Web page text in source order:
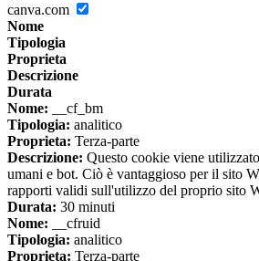
canva.com
Nome
Tipologia
Proprieta
Descrizione
Durata
Nome: __cf_bm
Tipologia: analitico
Proprieta: Terza-parte
Descrizione: Questo cookie viene
umani e bot. Ciò è vantaggioso per il sito
rapporti validi sull'utilizzo del proprio sito
Durata: 30 minuti
Nome: __cfruid
Tipologia: analitico
Proprieta: Terza-parte